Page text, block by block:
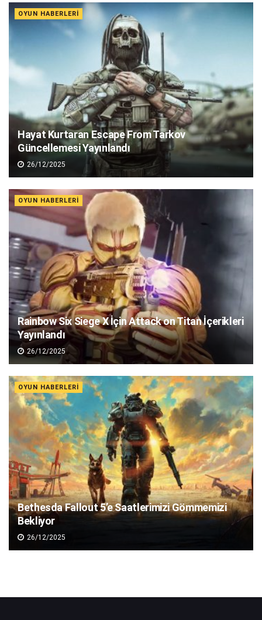
OYUN HABERLERI
Hayat Kurtaran Escape From Tarkov
Güncellemesi Yayınlandı
26/12/2025
OYUN HABERLERI
Rainbow Six Siege X İçin Attack on Titan İçerikleri
Yayınlandı
26/12/2025
OYUN HABERLERI
Bethesda Fallout 5’e Saatlerimizi Gömmemizi
Bekliyor
26/12/2025